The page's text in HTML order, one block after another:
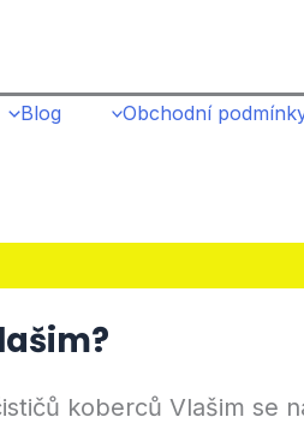
Blog Obchodní
koberců Vlašim se